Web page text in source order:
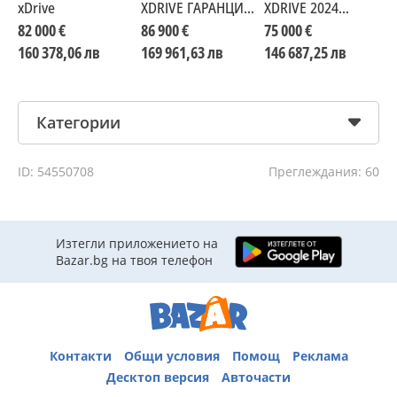
xDrive
82 000 €
160 378,06 лв
XDRIVE ГАРАНЦИЯ
CERAMIC BUCKET
SEATS
86 900 €
169 961,63 лв
XDRIVE 2024
7200KM
INDIVIDUAL
75 000 €
146 687,25 лв
Категории
ID: 54550708 Преглеждания: 60
Изтегли приложението на
Bazar.bg на твоя телефон
Контакти Общи условия Помощ
Реклама
Десктоп версия
Авточасти